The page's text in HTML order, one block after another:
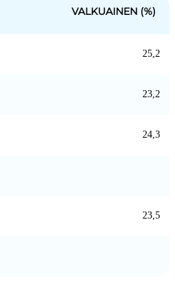
VALKUAINEN (%)
25,2
23,2
24,3
23,5